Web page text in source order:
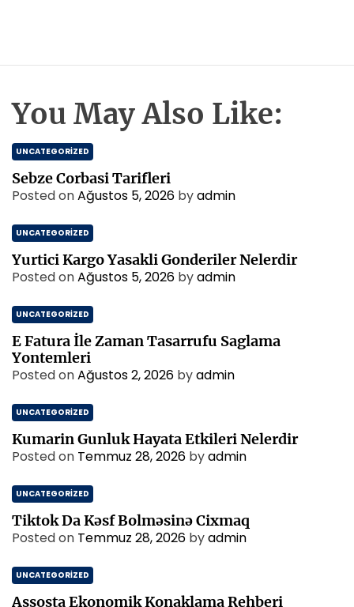
You May Also Like:
UNCATEGORIZED
Sebze Corbasi Tarifleri
Posted onAğustos 5, 2026 byadmin
UNCATEGORIZED
Yurtici Kargo Yasakli Gonderiler Nelerdir
Posted onAğustos 5, 2026 byadmin
UNCATEGORIZED
E Fatura İle Zaman Tasarrufu Saglama
Yontemleri
Posted onAğustos 2, 2026 byadmin
UNCATEGORIZED
Kumarin Gunluk Hayata Etkileri Nelerdir
Posted on Temmuz 28, 2026 byadmin
UNCATEGORIZED
Tiktok Da Kəsf Bolməsinə Cixmaq
Posted on Temmuz 28, 2026 byadmin
UNCATEGORIZED
Assosta Ekonomik Konaklama Rehberi